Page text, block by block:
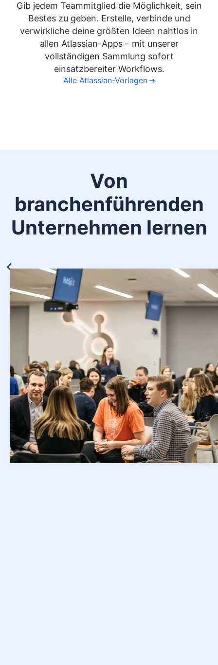
Gib jedem Teammitglied die Möglichkeit, sein
Bestes zu geben. Erstelle, verbinde und
verwirkliche deine größten Ideen nahtlos in
allen Atlassian-Apps – mit unserer
vollständigen Sammlung sofort
einsatzbereiter Workflows.
Alle Atlassian-Vorlagen
Von
branchenführenden
Unternehmen lernen